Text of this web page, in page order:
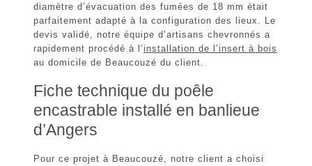
diamètre d’évacuation des fumées de 18 mm était
parfaitement adapté à la configuration des lieux. Le
devis validé, notre équipe d’artisans chevronnés a
rapidement procédé à l’ installation de l’insert à bois
au domicile de Beaucouzé du client.
Fiche technique du poêle
encastrable installé en banlieue
d’Angers
Pour ce projet à Beaucouzé, notre client a choisi